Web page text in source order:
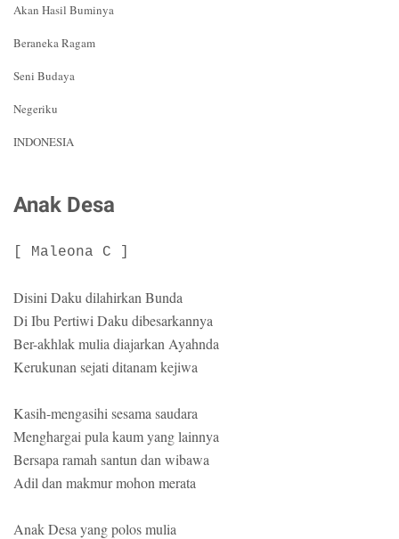
Akan Hasil Buminya
Beraneka Ragam
Seni Budaya
Negeriku
INDONESIA
Anak Desa
[ Maleona C ]
Disini Daku dilahirkan Bunda
Di Ibu Pertiwi Daku dibesarkannya
Ber-akhlak mulia diajarkan Ayahnda
Kerukunan sejati ditanam kejiwa
Kasih-mengasihi sesama saudara
Menghargai pula kaum yang lainnya
Bersapa ramah santun dan wibawa
Adil dan makmur mohon merata
Anak Desa yang polos mulia